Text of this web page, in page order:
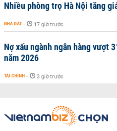
Nhiều phòng trọ Hà Nội tăng
NHÀ ĐẤT - 17 giờ trước
Nợ xấu ngành ngân hàng vượt
năm 2026
TÀI CHÍNH - 3 giờ trước